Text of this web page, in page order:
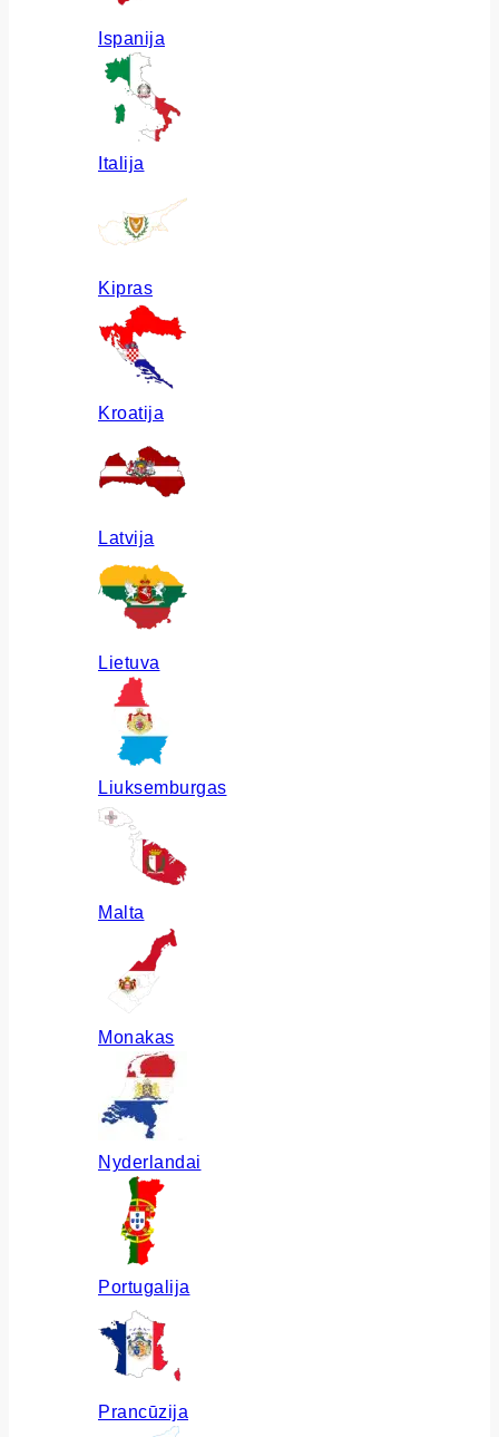
Ispanija
Italija
Kipras
Kroatija
Latvija
Lietuva
Liuksemburgas
Malta
Monakas
Nyderlandai
Portugalija
Prancūzija